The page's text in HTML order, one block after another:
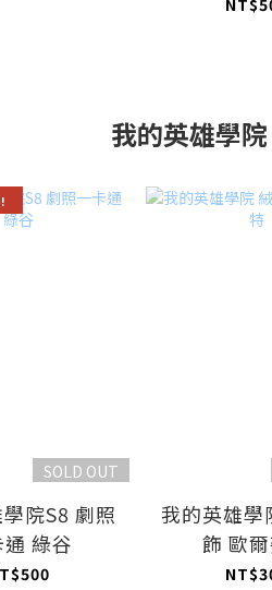
我的英雄學
SOLD OUT
院S8 劇照
綠谷
我的英雄學
飾 歐